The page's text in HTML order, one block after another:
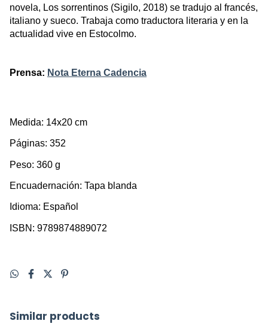
novela, Los sorrentinos (Sigilo, 2018) se tradujo al francés,
italiano y sueco. Trabaja como traductora literaria y en la
actualidad vive en Estocolmo.
Prensa: Nota Eterna Cadencia
Medida: 14x20 cm
Páginas: 352
Peso: 360 g
Encuadernación: Tapa blanda
Idioma: Español
ISBN: 9789874889072
Similar products